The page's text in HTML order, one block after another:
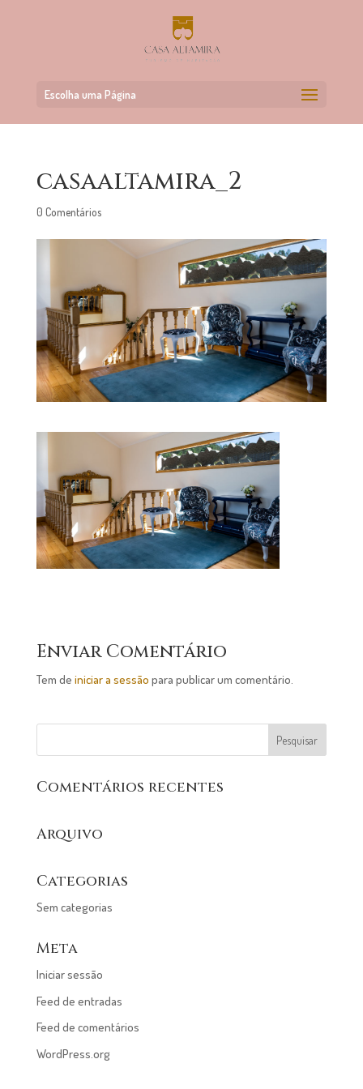
Escolha uma Página
casaaltamira_2
0 Comentários
Enviar Comentário
Tem de iniciar a sessão para publicar um comentário.
Comentários recentes
Arquivo
Categorias
Sem categorias
Meta
Iniciar sessão
Feed de entradas
Feed de comentários
WordPress.org